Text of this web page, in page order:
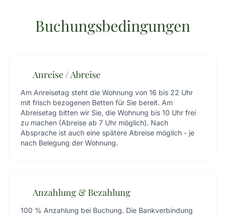
Buchungsbedingungen
Anreise / Abreise
Am Anreisetag steht die Wohnung von 16 bis 22 Uhr
mit frisch bezogenen Betten für Sie bereit. Am
Abreisetag bitten wir Sie, die Wohnung bis 10 Uhr frei
zu machen (Abreise ab 7 Uhr möglich). Nach
Absprache ist auch eine spätere Abreise möglich - je
nach Belegung der Wohnung.
Anzahlung & Bezahlung
100 % Anzahlung bei Buchung. Die Bankverbindung